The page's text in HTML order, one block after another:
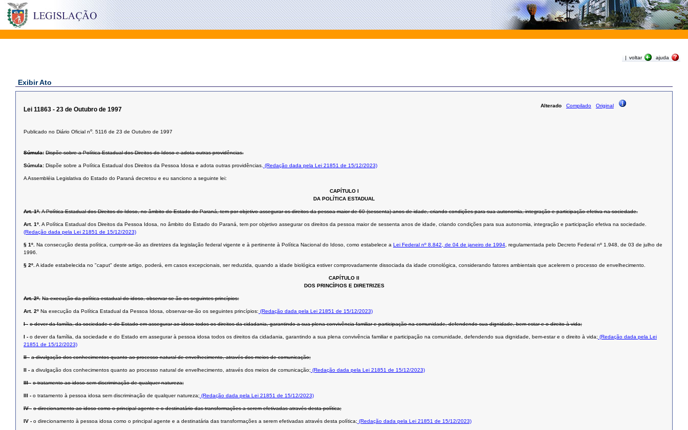
| voltar ajuda
Exibir Ato
Alterado Compilado Original
Lei 11863 - 23 de Outubro de 1997
Publicado no Diário Oficial no. 5116 de 23 de Outubro de 1997
Súmula: Dispõe sobre a Política Estadual dos Direitos do Idoso e adota outras providências.
Súmula: Dispõe sobre a Política Estadual dos Direitos da Pessoa Idosa e adota outras providências. (Redação dada pela Lei 21851 de 15/12/2023)
A Assembléia Legislativa do Estado do Paraná decretou e eu sanciono a seguinte lei:
CAPÍTULO I
DA POLÍTICA ESTADUAL
Art. 1º.A Política Estadual dos Direitos do Idoso, no âmbito do Estado do Paraná, tem por objetivo assegurar os direitos da pessoa maior de 60 (sessenta) anos de idade, criando condições para sua autonomia, integração e participação efetiva na sociedade.
Art. 1º. A Política Estadual dos Direitos da Pessoa Idosa, no âmbito do Estado do Paraná, tem por objetivo assegurar os direitos da pessoa maior de sessenta anos de idade, criando condições para sua autonomia, integração e participação efetiva na sociedade.
(Redação dada pela Lei 21851 de 15/12/2023)
§ 1º. Na consecução desta política, cumprir-se-ão as diretrizes da legislação federal vigente e à pertinente à Política Nacional do Idoso, como estabelece a Lei Federal nº 8.842, de 04 de janeiro de 1994 , regulamentada pelo Decreto Federal nº 1.948, de 03 de julho de
1996.
§ 2º. A idade estabelecida no "caput" deste artigo, poderá, em casos excepcionais, ser reduzida, quando a idade biológica estiver comprovadamente dissociada da idade cronológica, considerando fatores ambientais que acelerem o processo de envelhecimento.
CAPÍTULO II
DOS PRINCÍPIOS E DIRETRIZES
Art. 2º. Na execução da política estadual do idoso, observar-se-ão os seguintes princípios:
Art. 2º Na execução da Política Estadual da Pessoa Idosa, observar-se-ão os seguintes princípios: (Redação dada pela Lei 21851 de 15/12/2023)
I - o dever da família, da sociedade e do Estado em assegurar ao idoso todos os direitos da cidadania, garantindo a sua plena convivência familiar e participação na comunidade, defendendo sua dignidade, bem-estar e o direito à vida;
I - o dever da família, da sociedade e do Estado em assegurar à pessoa idosa todos os direitos da cidadania, garantindo a sua plena convivência familiar e participação na comunidade, defendendo sua dignidade, bem-estar e o direito à vida; (Redação dada pela Lei
21851 de 15/12/2023)
II - a divulgação dos conhecimentos quanto ao processo natural de envelhecimento, através dos meios de comunicação;
II - a divulgação dos conhecimentos quanto ao processo natural de envelhecimento, através dos meios de comunicação; (Redação dada pela Lei 21851 de 15/12/2023)
III - o tratamento ao idoso sem discriminação de qualquer natureza;
III - o tratamento à pessoa idosa sem discriminação de qualquer natureza; (Redação dada pela Lei 21851 de 15/12/2023)
IV - o direcionamento ao idoso como o principal agente e o destinatário das transformações a serem efetivadas através desta política;
IV - o direcionamento à pessoa idosa como o principal agente e a destinatária das transformações a serem efetivadas através desta política; (Redação dada pela Lei 21851 de 15/12/2023)